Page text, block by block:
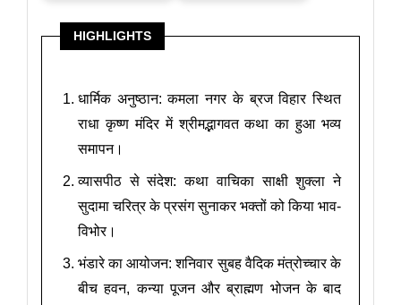
HIGHLIGHTS
धार्मिक अनुष्ठान: कमला नगर के ब्रज विहार स्थित
राधा कृष्ण मंदिर में श्रीमद्भागवत कथा का हुआ भव्य
समापन।
व्यासपीठ से संदेश: कथा वाचिका साक्षी शुक्ला ने
सुदामा चरित्र के प्रसंग सुनाकर भक्तों को किया भाव-
विभोर।
भंडारे का आयोजन: शनिवार सुबह वैदिक मंत्रोच्चार के
बीच हवन, कन्या पूजन और ब्राह्मण भोजन के बाद